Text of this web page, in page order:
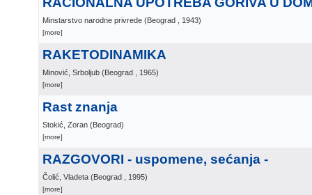
Minstarstvo narodne privrede (Beograd , 1943)
[more]
RAKETODINAMIKA
Minović, Srboljub (Beograd , 1965)
[more]
Rast znanja
Stokić, Zoran (Beograd)
[more]
RAZGOVORI - uspomene, sećanja -
Čolić, Vladeta (Beograd , 1995)
[more]